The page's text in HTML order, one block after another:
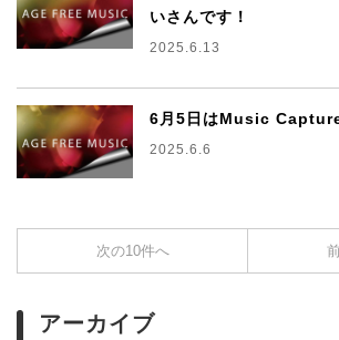
いさんです！
2025.6.13
6月5日はMusic Capture
2025.6.6
次の10件へ
アーカイブ